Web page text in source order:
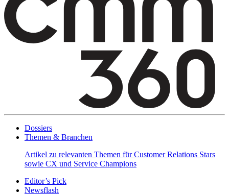
Dossiers
Themen & Branchen
Artikel zu relevanten Themen für Customer Relations Stars
sowie CX und Service Champions
Editor’s Pick
Newsflash